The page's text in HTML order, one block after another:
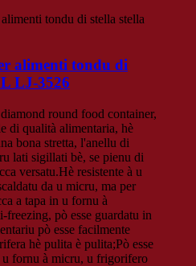
alimenti tondu di
LJ-3526
round food container,
di qualità alimentaria, hè
bona stretta, l'anellu di
lati sigillati bè, se pienu di
versatu.Hè resistente à u
da u micru, ma per
a tapa in u fornu à
freezing, pò esse guardatu in
pò esse facilmente
hè pulita è pulita;Pò esse
u fornu à micru, u frigorifero